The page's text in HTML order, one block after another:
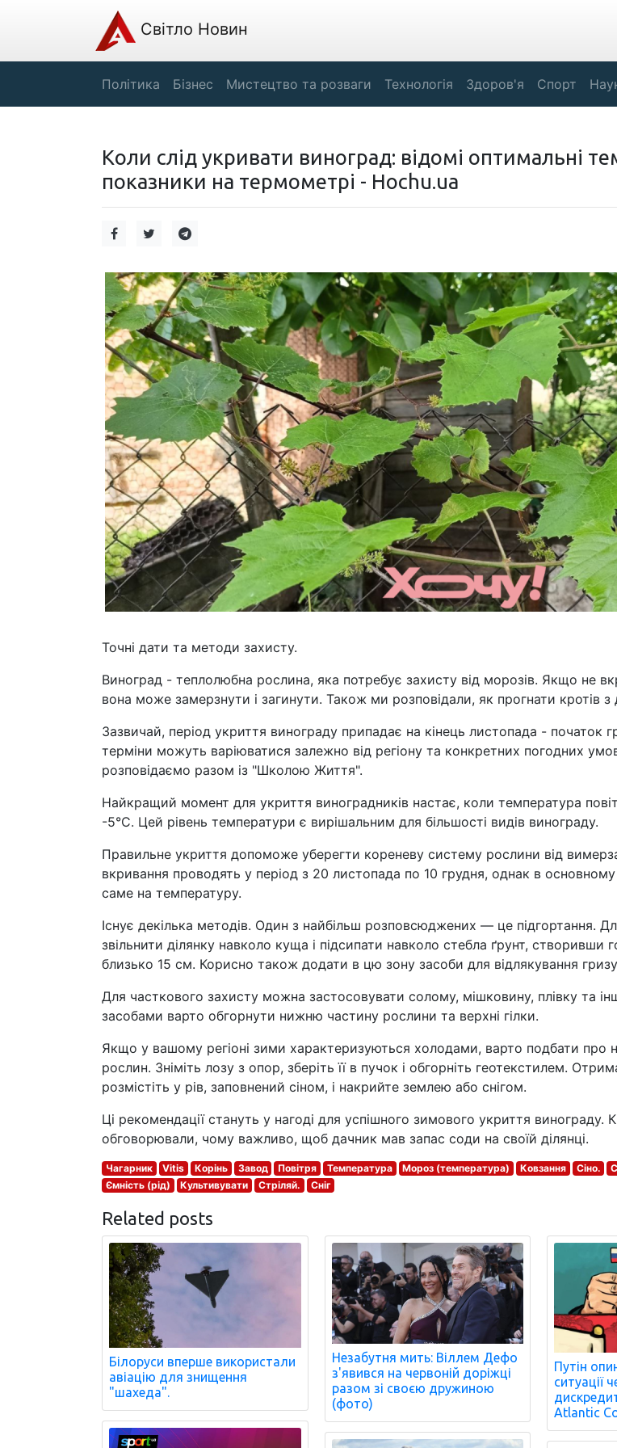
Світло Новин
Політика Бізнес Мистецтво та розваги Технологія Здоров'я Спорт
Коли слід укривати виноград: відомі оптимальні
показники на термометрі - Hochu.ua
Точні дати та методи захисту.
Виноград - теплолюбна рослина, яка потребує захисту від морозів. Якщо не
вона може замерзнути і загинути. Також ми розповідали, як прогнати кротів з
Зазвичай, період укриття винограду припадає на кінець листопада - початок
терміни можуть варіюватися залежно від регіону та конкретних погодних
розповідаємо разом із "Школою Життя".
Найкращий момент для укриття виноградників настає, коли температура
-5°C. Цей рівень температури є вирішальним для більшості видів винограду.
Правильне укриття допоможе уберегти кореневу систему рослини від
вкривання проводять у період з 20 листопада по 10 грудня, однак в основному
саме на температуру.
Існує декілька методів. Один з найбільш розповсюджених — це підгортання.
звільнити ділянку навколо куща і підсипати навколо стебла ґрунт, створивши
близько 15 см. Корисно також додати в цю зону засоби для відлякування
Для часткового захисту можна застосовувати солому, мішковину, плівку та
засобами варто обгорнути нижню частину рослини та верхні гілки.
Якщо у вашому регіоні зими характеризуються холодами, варто подбати про
рослин. Зніміть лозу з опор, зберіть її в пучок і обгорніть геотекстилем.
розмістіть у рів, заповнений сіном, і накрийте землею або снігом.
Ці рекомендації стануть у нагоді для успішного зимового укриття винограду.
обговорювали, чому важливо, щоб дачник мав запас соди на своїй ділянці.
Чагарник Vitis Корінь Завод Повітря Температура Мороз (температура) Ковзання Сіно.
Ємність (рід)
Культивувати Стріляй. Сніг
Related posts
Білоруси вперше використали
авіацію для знищення
"шахеда".
Незабутня мить: Віллем Дефо
з'явився на червоній доріжці
разом зі своєю дружиною
(фото)
Путін
ситуації
Atlantic